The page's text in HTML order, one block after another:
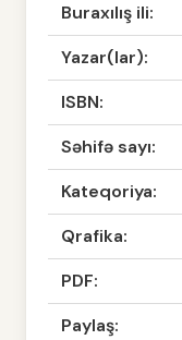
Buraxılış ili:
Yazar(lar):
ISBN:
Səhifə sayı:
Kateqoriya:
Qrafika:
PDF:
Paylaş: